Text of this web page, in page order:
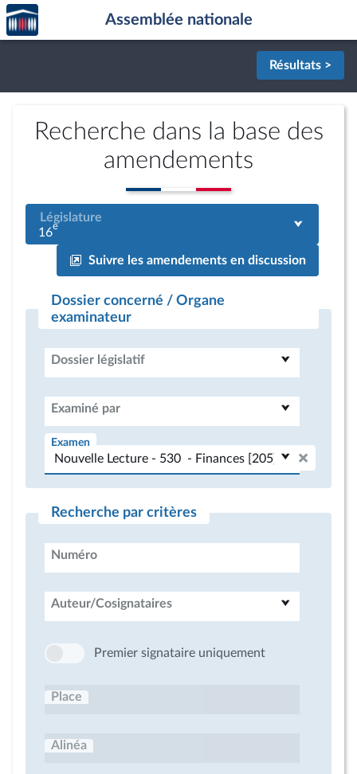
Aller au contenu
Aller en bas de la page
Accèder
à la
page
Assemblée nationale
Résultats >
Recherche dans la base des
amendements
Législature
16e
Suivre les amendements en discussion
Dossier concerné / Organe
examinateur
Dossier législatif
Examiné par
Examen
Recherche par critères
Numéro
Auteur/Cosignataires
Premier signataire uniquement
Place
Alinéa